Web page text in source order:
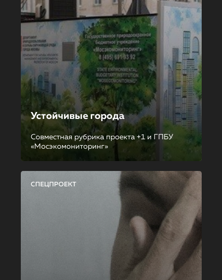
Устойчивые города
Совместная рубрика проекта +1 и ГПБУ
«Мосэкомониторинг»
СПЕЦПРОЕКТ